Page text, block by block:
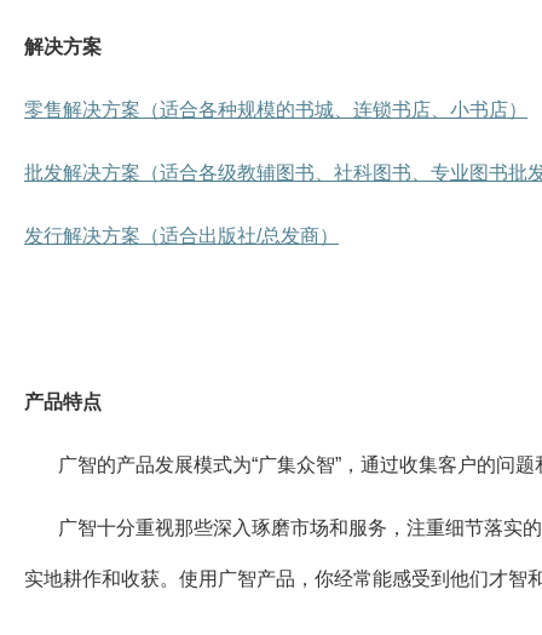
解决方案
零售解决方案（适合各种规模的书城、连锁书店、小书店）
批发解决方案（适合各级教辅图书、社科图书、专业图书批
发行解决方案（适合出版社/总发商）
产品特点
广智的产品发展模式为“广集众智”，通过收集客户的问
广智十分重视那些深入琢磨市场和服务，注重细节落实
实地耕作和收获。使用广智产品，你经常能感受到他们才智